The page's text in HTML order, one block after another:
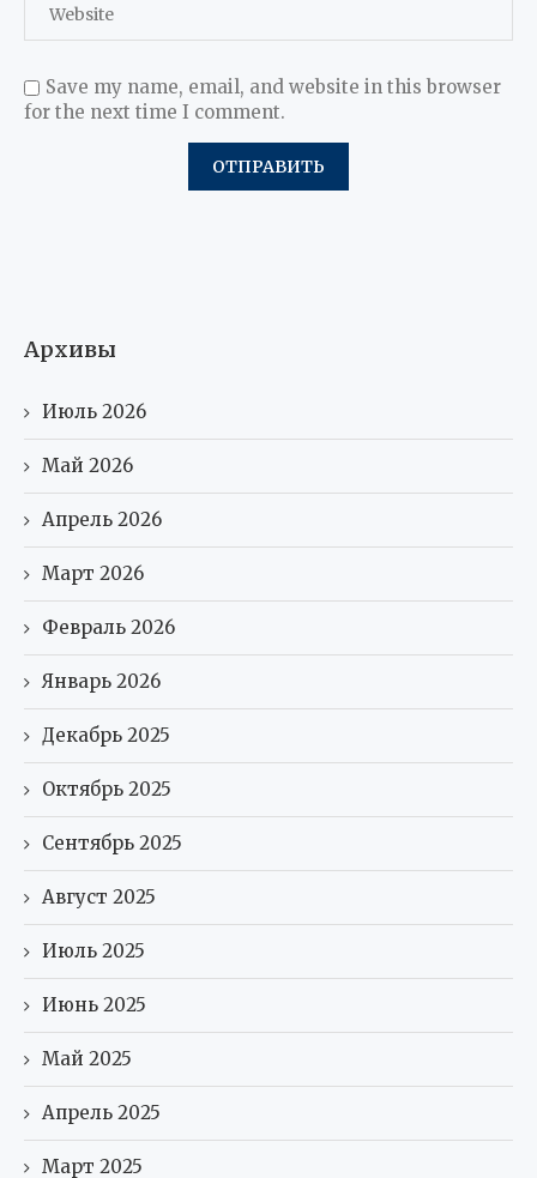
Save my name, email, and website in this browser
for the next time I comment.
Архивы
Июль 2026
Май 2026
Апрель 2026
Март 2026
Февраль 2026
Январь 2026
Декабрь 2025
Октябрь 2025
Сентябрь 2025
Август 2025
Июль 2025
Июнь 2025
Май 2025
Апрель 2025
Март 2025